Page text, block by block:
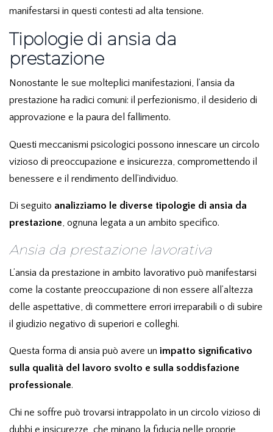
manifestarsi in questi contesti ad alta tensione.
Tipologie di ansia da
prestazione
Nonostante le sue molteplici manifestazioni, l’ansia da
prestazione ha radici comuni: il perfezionismo, il desiderio di
approvazione e la paura del fallimento.
Questi meccanismi psicologici possono innescare un circolo
vizioso di preoccupazione e insicurezza, compromettendo il
benessere e il rendimento dell’individuo.
Di seguito analizziamo le diverse tipologie di ansia da
prestazione, ognuna legata a un ambito specifico.
Ansia da prestazione lavorativa
L’ansia da prestazione in ambito lavorativo può manifestarsi
come la costante preoccupazione di non essere all’altezza
delle aspettative, di commettere errori irreparabili o di subire
il giudizio negativo di superiori e colleghi.
Questa forma di ansia può avere un impatto significativo
sulla qualità del lavoro svolto e sulla soddisfazione
professionale.
Chi ne soffre può trovarsi intrappolato in un circolo vizioso di
dubbi e insicurezze, che minano la fiducia nelle proprie